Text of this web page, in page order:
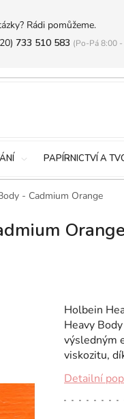
Rádi pomůžeme.
733 510 583 (Po-Pá 8:00
PAPÍRNICTVÍ A
- Cadmium Orange
Orange
Holbein
Heavy
výsledným
viskozitu,
Detailní